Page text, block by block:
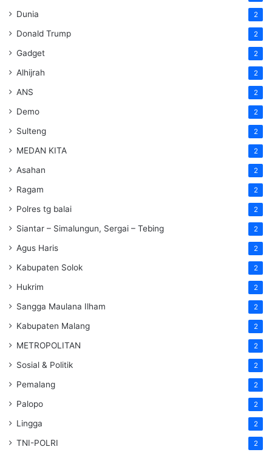
Dunia 2
Donald Trump 2
Gadget 2
Alhijrah 2
ANS 2
Demo 2
Sulteng 2
MEDAN KITA 2
Asahan 2
Ragam 2
Polres tg balai 2
Siantar – Simalungun, Sergai – Tebing 2
Agus Haris 2
Kabupaten Solok 2
Hukrim 2
Sangga Maulana Ilham 2
Kabupaten Malang 2
METROPOLITAN 2
Sosial & Politik 2
Pemalang 2
Palopo 2
Lingga 2
TNI-POLRI 2